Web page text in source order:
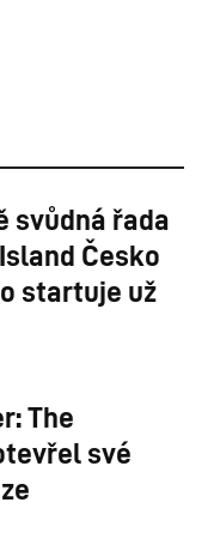
svůdná řada
Česko
startuje už
The
své